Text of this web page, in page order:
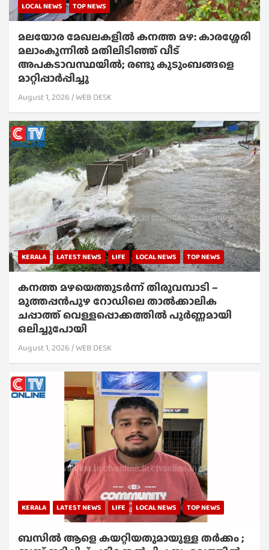
LOCAL NEWS TOP NEWS
മലയോര മേഖലകളിൽ കനത്ത മഴ: കാരശ്ശേരി
മലാംകുന്നിൽ മതിലിടിഞ്ഞ് വീട്
അപകടാവസ്ഥയിൽ; രണ്ടു കുടുംബങ്ങളെ
മാറ്റിപ്പാർപ്പിച്ചു
August 1, 2026 WEB DESK
KERALA LATEST NEWS LIFE LOCAL NEWS TOP NEWS
കനത്ത മഴയെത്തുടർന്ന് തിരുവമ്പാടി –
മുത്തപ്പൻപുഴ റോഡിലെ താൽക്കാലിക
ചപ്പാത്ത് വെള്ളപ്പൊക്കത്തിൽ പൂർണ്ണമായി
ഒലിച്ചുപോയി
August 1, 2026 WEB DESK
KERALA LATEST NEWS LIFE LOCAL NEWS TOP NEWS
ബസിൽ ആളെ കയറ്റിയതുമായുള്ള തർക്കം ;